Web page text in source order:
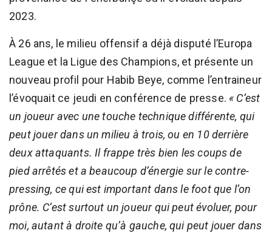
2023.
À 26 ans, le milieu offensif a déjà disputé l’Europa
League et la Ligue des Champions, et présente un
nouveau profil pour Habib Beye, comme l’entraineur
l’évoquait ce jeudi en conférence de presse. « C’est
un joueur avec une touche technique différente, qui
peut jouer dans un milieu à trois, ou en 10 derrière
deux attaquants. Il frappe très bien les coups de
pied arrêtés et a beaucoup d’énergie sur le contre-
pressing, ce qui est important dans le foot que l’on
prône. C’est surtout un joueur qui peut évoluer, pour
moi, autant à droite qu’à gauche, qui peut jouer dans